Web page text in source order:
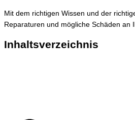
Mit dem richtigen Wissen und der
Reparaturen und mögliche Schäden an
Inhaltsverzeichnis